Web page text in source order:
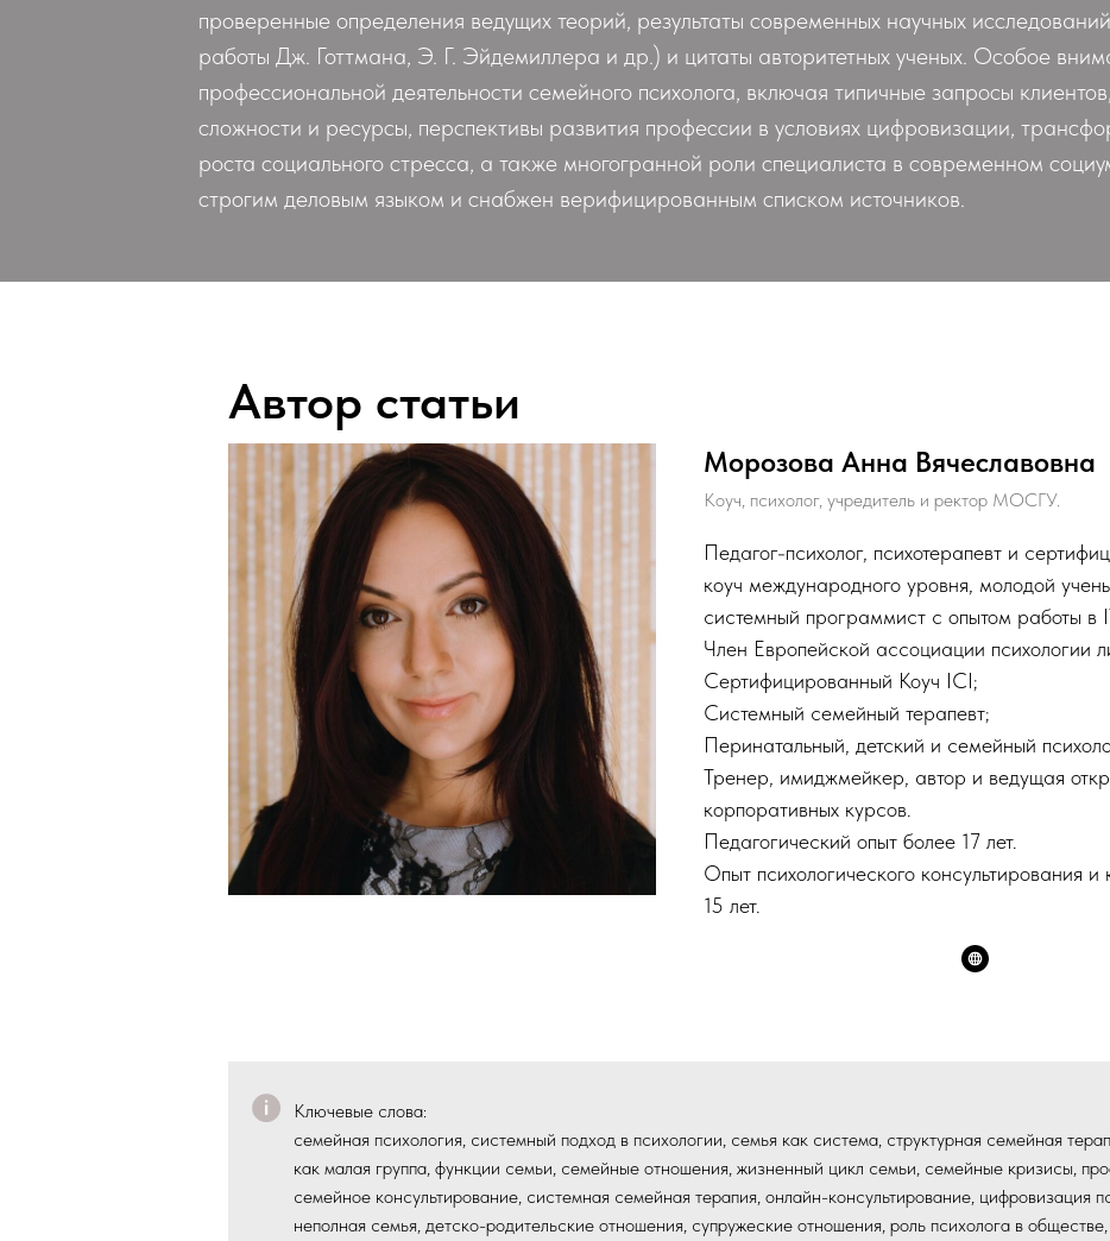
проверенные определения ведущих теорий, результаты современных научных
работы Дж. Готтмана, Э. Г. Эйдемиллера и др.) и цитаты авторитетных ученых. Особое
профессиональной деятельности семейного психолога, включая типичные запросы
сложности и ресурсы, перспективы развития профессии в условиях цифровизации,
роста социального стресса, а также многогранной роли специалиста в современном
строгим деловым языком и снабжен верифицированным списком источников.
Автор статьи
Морозова Анна Вячеславовна
Коуч, психолог, учредитель и ректор МОСГУ.
Педагог-психолог, психотерапевт и
коуч международного уровня, молодой
системный программист с опытом работы в
Член Европейской ассоциации психологии
Сертифицированный Коуч ICI;
Cистемный семейный терапевт;
Перинатальный, детский и семейный
Тренер, имиджмейкер, автор и ведущая
корпоративных курсов.
Педагогический опыт более 17 лет.
Опыт психологического консультирования и
15 лет.
Ключевые слова:
семейная психология, системный подход в психологии, семья как система, структурная семейная
как малая группа, функции семьи, семейные отношения, жизненный цикл семьи, семейные кризисы,
семейное консультирование, системная семейная терапия, онлайн-консультирование, цифровизация
неполная семья, детско-родительские отношения, супружеские отношения, роль психолога в